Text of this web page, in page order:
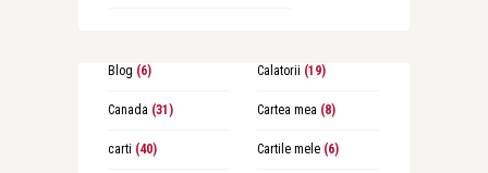
Blog (6) Calatorii (19)
Canada (31) Cartea mea (8)
carti (40) Cartile mele(6)